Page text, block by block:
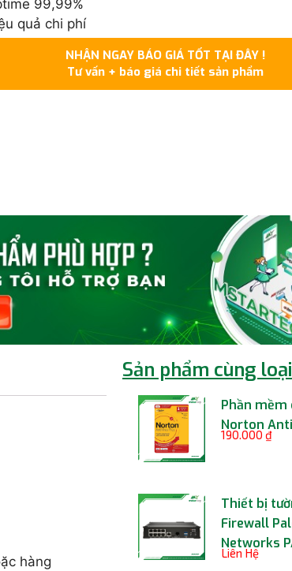
99,99%
quả chi phí
NHẬN NGAY BÁO GIÁ TỐT TẠI ĐÂY !
Tư vấn + báo giá chi tiết sản phẩm
hàng
Sản phẩm cùng loại
Phần
Norton
190.000 ₫
Thiết bị
Firewall
Networks
Liên Hệ